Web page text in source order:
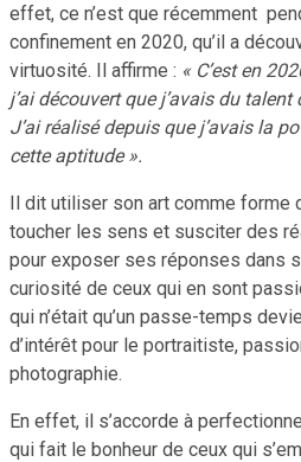
effet, ce n’est que récemment
confinement en 2020, qu’il a
virtuosité. Il affirme : « C’est en
j’ai découvert que j’avais du
J’ai réalisé depuis que j’avais la
cette aptitude ».
Il dit utiliser son art comme forme
toucher les sens et susciter des
pour exposer ses réponses dans
curiosité de ceux qui en sont
qui n’était qu’un passe-temps
d’intérêt pour le portraitiste,
photographie.
En effet, il s’accorde à
qui fait le bonheur de ceux qui